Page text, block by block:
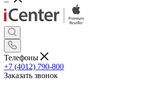
Телефоны
+7 (4012) 790-800
Заказать звонок